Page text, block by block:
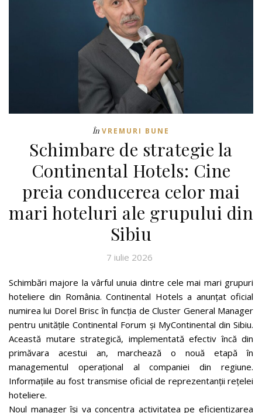
În VREMURI BUNE
Schimbare de strategie la
Continental Hotels: Cine
preia conducerea celor mai
mari hoteluri ale grupului din
Sibiu
7 iulie 2026
Schimbări majore la vârful unuia dintre cele mai mari grupuri
hoteliere din România. Continental Hotels a anunțat oficial
numirea lui Dorel Brisc în funcția de Cluster General Manager
pentru unitățile Continental Forum și MyContinental din Sibiu.
Această mutare strategică, implementată efectiv încă din
primăvara acestui an, marchează o nouă etapă în
managementul operațional al companiei din regiune.
Informațiile au fost transmise oficial de reprezentanții rețelei
hoteliere.
Noul manager își va concentra activitatea pe eficientizarea